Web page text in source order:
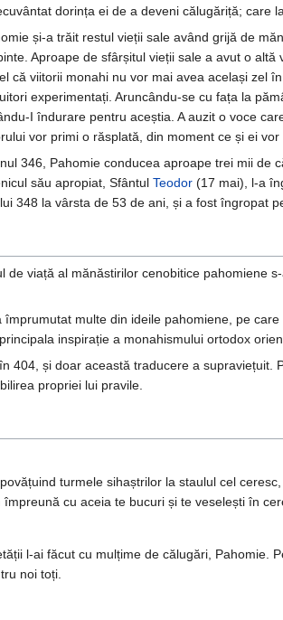
dorința ei de a deveni călugăriță; care
și-a trăit restul vieții sale având grijă de
Aproape de sfârșitul vieții sale a avut o
că viitorii monahi nu vor mai avea același zel
experimentați. Aruncându-se cu fața la
I îndurare pentru aceștia. A auzit o voce
vor primi o răsplată, din moment ce și ei
346, Pahomie conducea aproape trei mii de
său apropiat, Sfântul Teodor(17 mai), l-a
348 la vârsta de 53 de ani, și a fost îngropat
viață al mănăstirilor cenobitice pahomiene
multe din ideile pahomiene, pe
inspirație a monahismului ortodox
404, și doar această traducere a supraviețuit.
propriei lui pravile.
turmele sihaștrilor la staulul cel
cu aceia te bucuri și te veselești în
l-ai făcut cu mulțime de călugări, Pahomie.
noi toți.